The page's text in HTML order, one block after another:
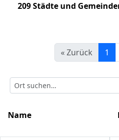
209 Städte und
« Zurück 1
Name